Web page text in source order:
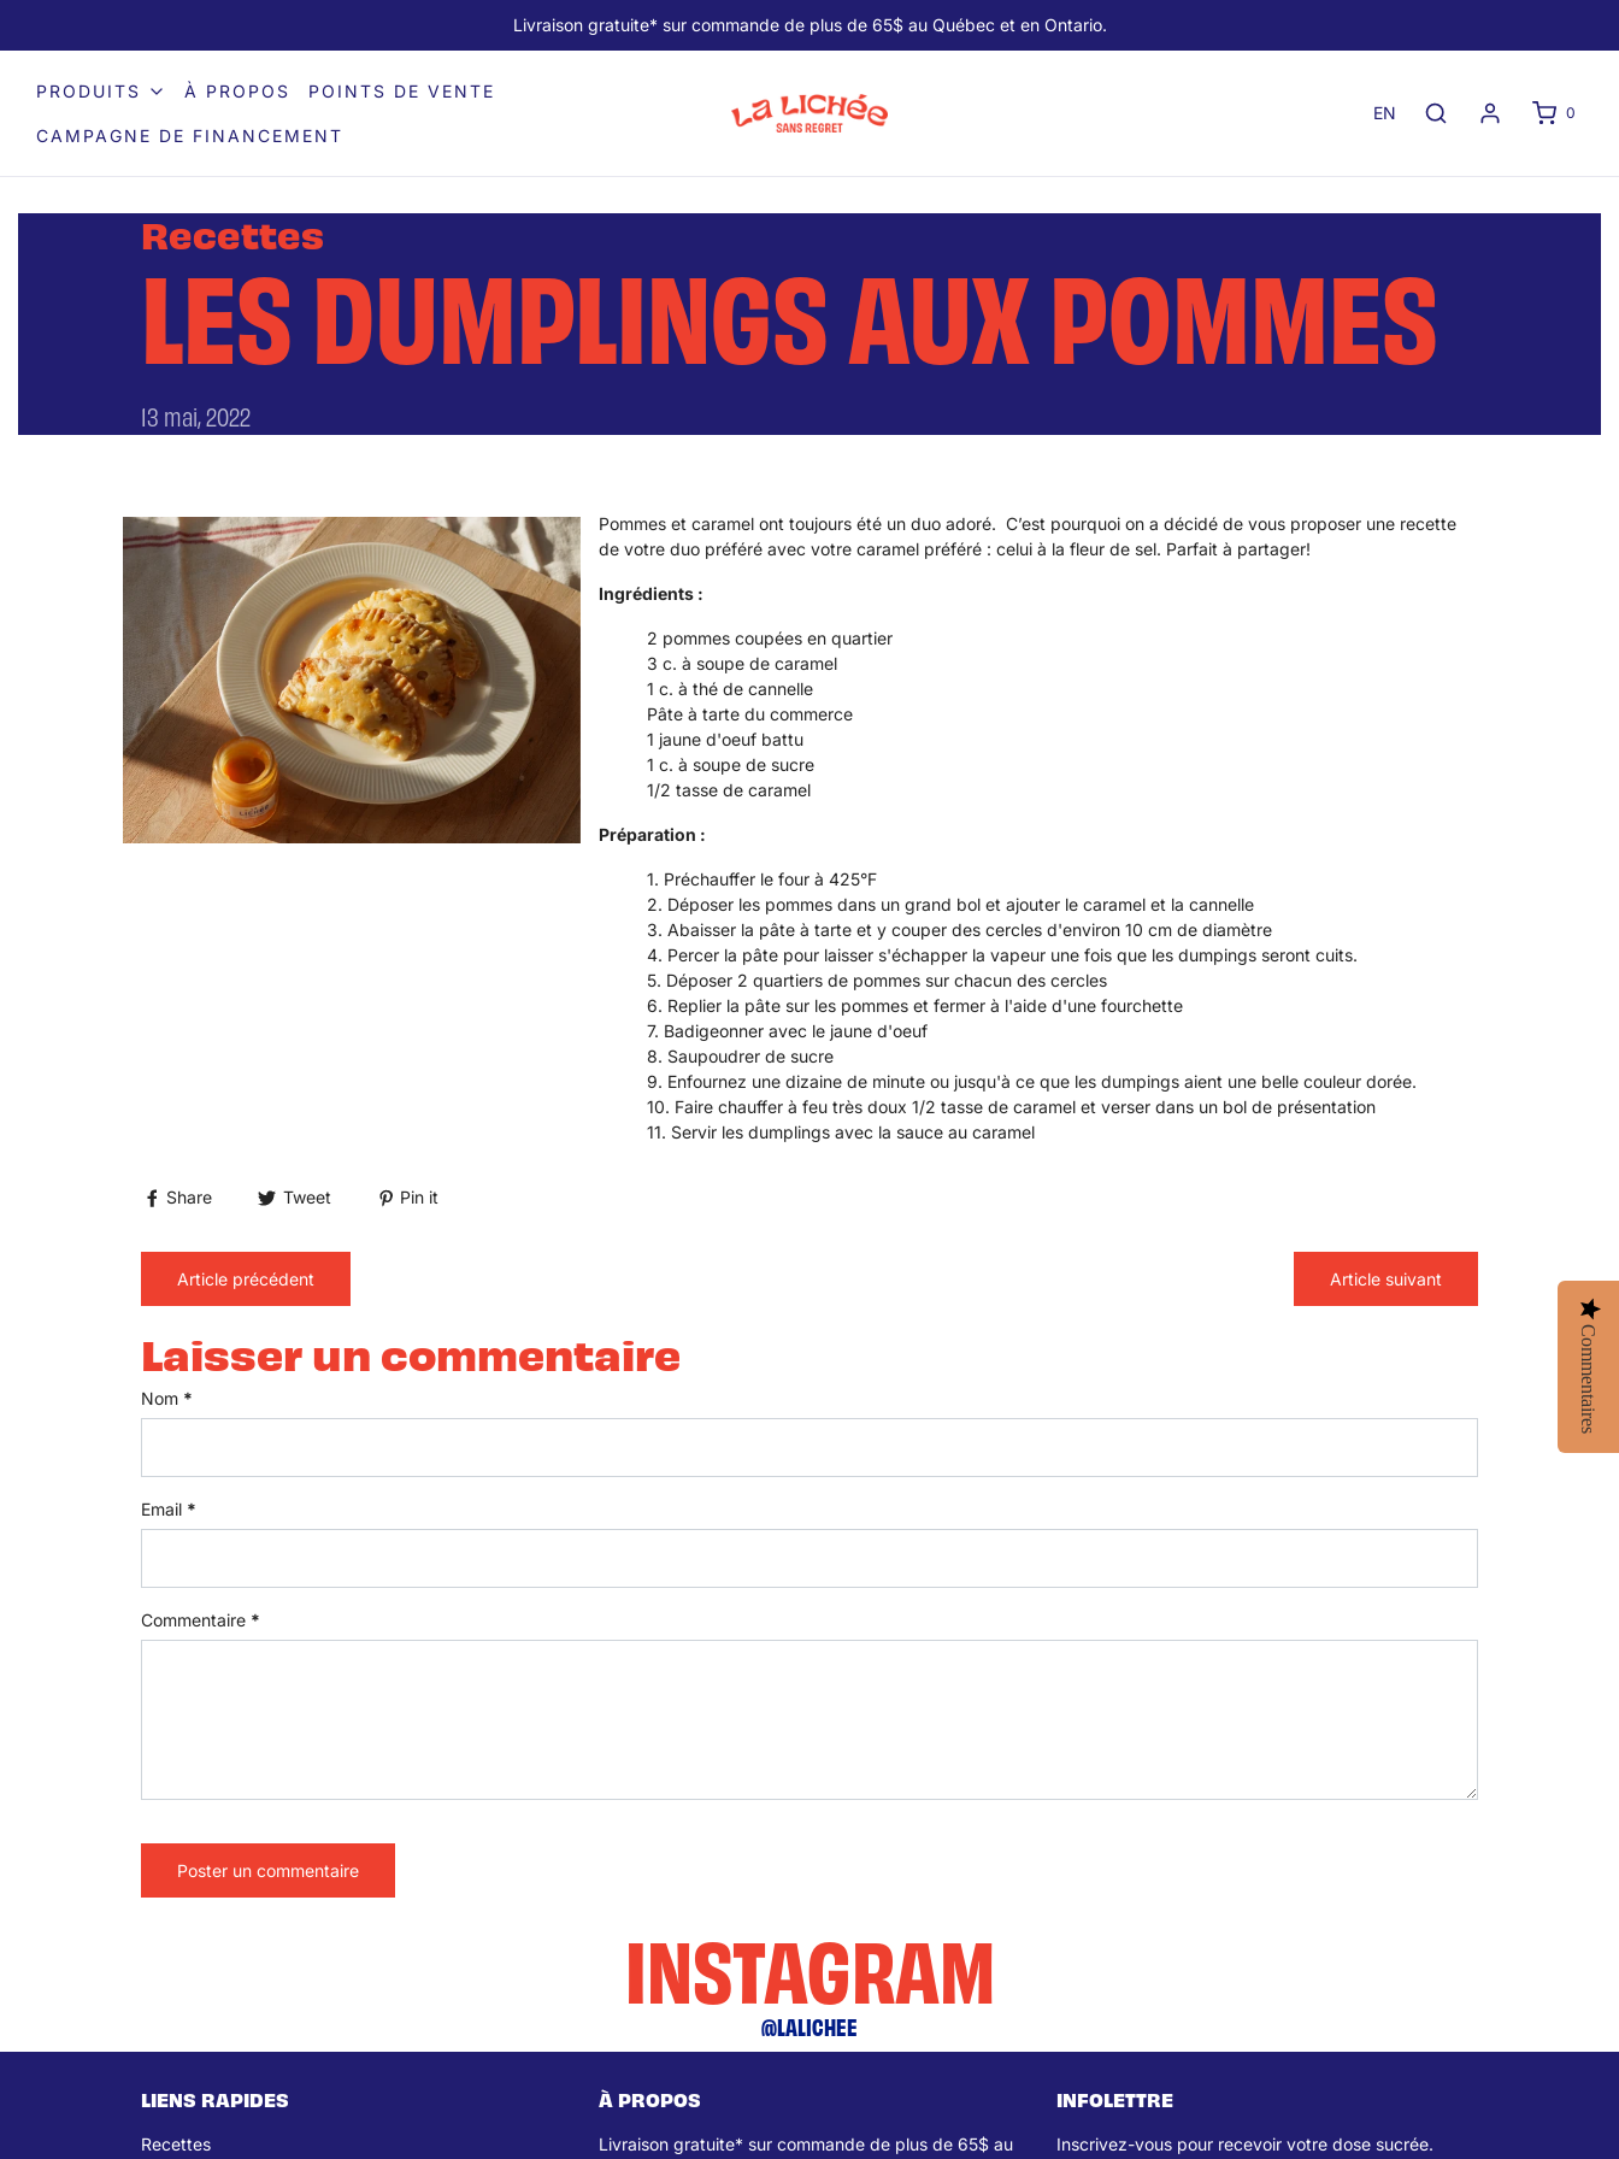
Livraison gratuite* sur commande de plus de 65$ au Québec et en Ontario.
PRODUITS À PROPOS POINTS DE VENTE
CAMPAGNE DE FINANCEMENT
0
EN
Recettes
LES DUMPLINGS AUX POMMES
13 mai, 2022
Pommes et caramel ont toujours été un duo adoré. C’est pourquoi on a décidé de vous proposer une recette
de votre duo préféré avec votre caramel préféré : celui à la fleur de sel. Parfait à partager!
Ingrédients :
2 pommes coupées en quartier
3 c. à soupe de caramel
1 c. à thé de cannelle
Pâte à tarte du commerce
1 jaune d'oeuf battu
1 c. à soupe de sucre
1/2 tasse de caramel
Préparation :
Préchauffer le four à 425°F
Déposer les pommes dans un grand bol et ajouter le caramel et la cannelle
Abaisser la pâte à tarte et y couper des cercles d'environ 10 cm de diamètre
Percer la pâte pour laisser s'échapper la vapeur une fois que les dumpings seront cuits.
Déposer 2 quartiers de pommes sur chacun des cercles
Replier la pâte sur les pommes et fermer à l'aide d'une fourchette
Badigeonner avec le jaune d'oeuf
Saupoudrer de sucre
Enfournez une dizaine de minute ou jusqu'à ce que les dumpings aient une belle couleur dorée.
Faire chauffer à feu très doux 1/2 tasse de caramel et verser dans un bol de présentation
Servir les dumplings avec la sauce au caramel
Share Tweet Pin it
Article précédent Article suivant
Laisser un commentaire
Nom *
Email *
Commentaire *
INSTAGRAM
@LALICHEE
LIENS RAPIDES
Recettes
À PROPOS
Livraison gratuite* sur commande de plus de 65$ au
INFOLETTRE
Inscrivez-vous pour recevoir votre dose sucrée.
Commentaires